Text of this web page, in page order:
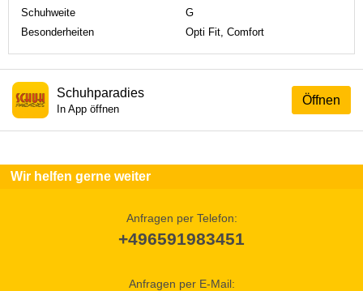
Schuhweite
G
Besonderheiten
Opti Fit, Comfort
Öffnen
Schuhparadies
In App öffnen
Wir helfen gerne weiter
Anfragen per Telefon:
+496591983451
Anfragen per E-Mail: